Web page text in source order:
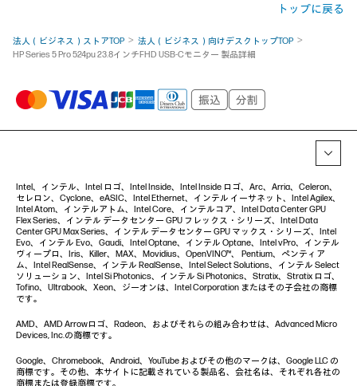
トップに戻る
法人（ビジネス）ストアTOP
法人（ビジネス）向けデスクトップTOP
HP Series 5 Pro 524pu 23.8インチFHD USB-Cモニター 製品詳細
Intel、インテル、Intel ロゴ、Intel Inside、Intel Inside ロゴ、Arc、Arria、Celeron、
セレロン、Cyclone、eASIC、Intel Ethernet、インテル イーサネット、Intel Agilex、
Intel Atom、インテルアトム、Intel Core、インテルコア、Intel Data Center GPU
Flex Series、インテル データセンター GPU フレックス・シリーズ、Intel Data
Center GPU Max Series、インテル データセンター GPU マックス・シリーズ、Intel
Evo、インテル Evo、Gaudi、Intel Optane、インテル Optane、Intel vPro、インテル
ヴィープロ、Iris、Killer、MAX、Movidius、OpenVINO™、 Pentium、ペンティア
ム、Intel RealSense、インテル RealSense、Intel Select Solutions、インテル Select
ソリューション、Intel Si Photonics、インテル Si Photonics、Stratix、Stratix ロゴ、
Tofino、Ultrabook、Xeon、ジーオンは、Intel Corporation またはその子会社の商標
です。
AMD、AMD Arrowロゴ、Radeon、およびそれらの組み合わせは、Advanced Micro
Devices, Inc.の商標です。
Google、Chromebook、Android、YouTube およびその他のマークは、Google LLC の
商標です。その他、本サイトに記載されている製品名、会社名は、それぞれ各社の
商標または登録商標です。